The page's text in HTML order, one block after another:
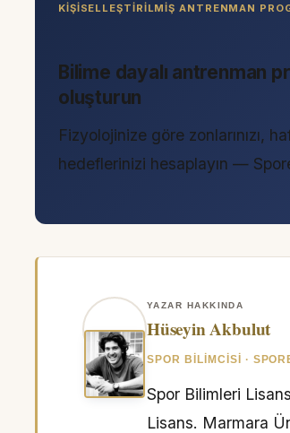
KIŞISELLEŞTIRILMIŞ ANTRENMAN
Bilime dayalı antrenman
oluşturun
Fizyolojinize göre zonlarınızı,
hedeflerinizi hesaplayın —
YAZAR HAKKINDA
Hüseyin Akbulut
SPOR BILIMCISI ·
Spor Bilimleri
Lisans. Marmara